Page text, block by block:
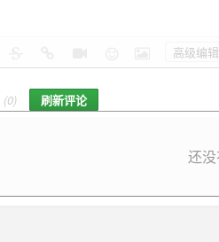
高级编辑
(0) 刷新评论
还